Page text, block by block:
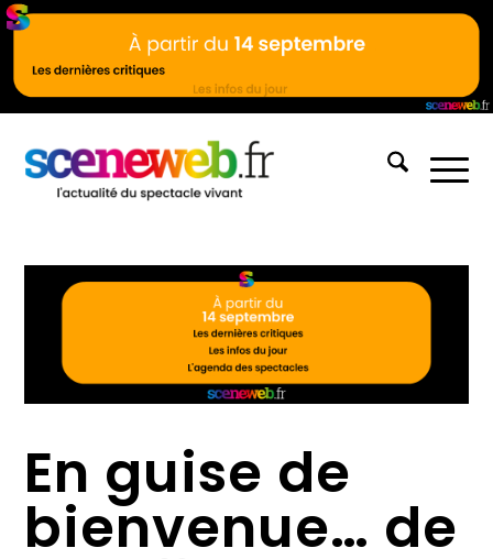
En guise de
bienvenue… de